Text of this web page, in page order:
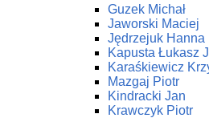
Guzek Michał
Jaworski Maciej
Jędrzejuk Hanna
Kapusta Łukasz
Karaśkiewicz
Mazgaj Piotr
Kindracki Jan
Krawczyk Piotr